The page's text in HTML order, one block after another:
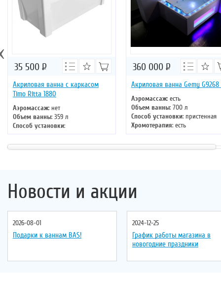
Акриловая ванна с каркасом
Timo Ritta 1880
Аэромассаж: нет
Объем ванны: 359 л
Способ установки:
отдельностоящая
Хромотерапия: нет
Длина: 180 см
35 500 Р
Акриловая ванна Gemy G9268
Аэромассаж: есть
Объем ванны: 700 л
Способ установки: пристенная
Хромотерапия: есть
Длина: 185 см
Ширина: 150 см
360 000 Р
Новости и акции
2026-08-01
Подарки к ваннам BAS!
2024-12-25
График работы магазина в
новогодние праздники